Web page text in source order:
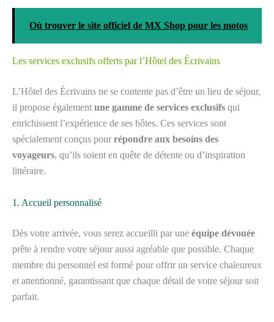
Où trouver le site officiel de MX Shop pour les motos
Les services exclusifs offerts par l’Hôtel des Écrivains
L’Hôtel des Écrivains ne se contente pas d’être un lieu de séjour,
il propose également une gamme de services exclusifs qui
enrichissent l’expérience de ses hôtes. Ces services sont
spécialement conçus pour répondre aux besoins des
voyageurs, qu’ils soient en quête de détente ou d’inspiration
littéraire.
1. Accueil personnalisé
Dès votre arrivée, vous serez accueilli par une équipe dévouée
prête à rendre votre séjour aussi agréable que possible. Chaque
membre du personnel est formé pour offrir un service chaleureux
et attentionné, garantissant que chaque détail de votre séjour soit
parfait.